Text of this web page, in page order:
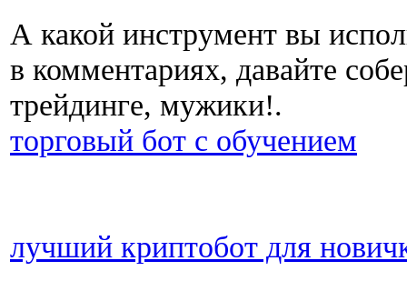
А какой инструмент вы
в комментариях, давайте
трейдинге, мужики!.
торговый бот с обучением
лучший криптобот для